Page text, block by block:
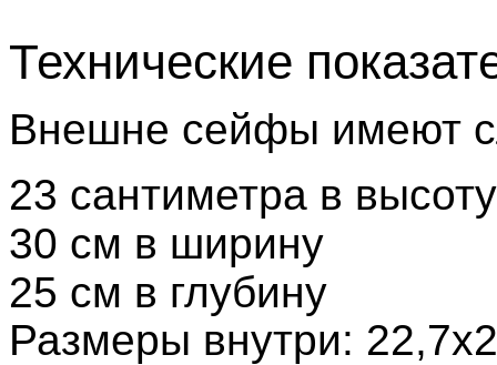
Технические
Внешне сейфы имеют
23 сантиметра в высоту
30 см в ширину
25 см в глубину
Размеры внутри: